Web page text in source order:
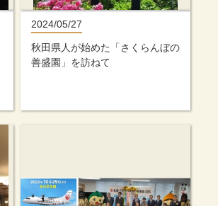
2024/05/27
秋田県人が始めた「さくらんぼの
善盛園」を訪ねて